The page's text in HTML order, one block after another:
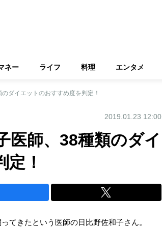
ネー ライフ 料理 エンタメ
ダイエットのおすすめ度を判定！
2019.01.23 12:00
医師、38種類のダイ
！
てきたという医師の日比野佐和子さん。